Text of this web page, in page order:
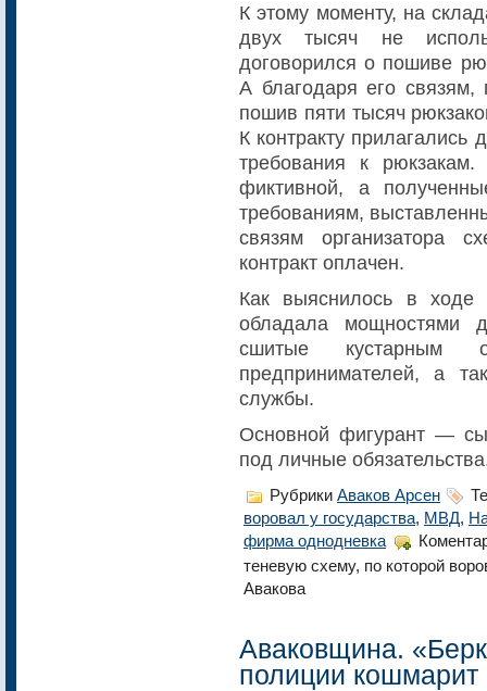
К этому моменту, на
двух тысяч не
договорился о пошиве
А благодаря его связям,
пошив пяти тысяч
К контракту прилагались
требования к
фиктивной, а
требованиям,
связям организатора
контракт оплачен.
Как выяснилось в ходе
обладала мощностями
сшитые кустарным
предпринимателей, а
службы.
Основной фигурант —
под личные
Рубрики Аваков Арсен
воровал у государства, МВД,
фирма однодневка
теневую схему, по которой
Авакова
Аваковщина.
полиции